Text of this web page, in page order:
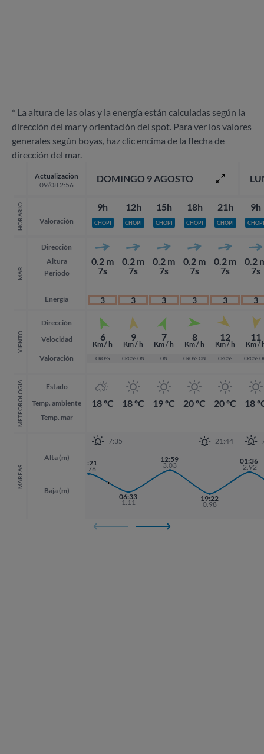
* La altura de las olas y la energía están calculadas según la
dirección del mar y orientación del spot. Para ver los valores
generales según boyas, haz clic encima de la flecha de
dirección del mar.
Actualización
09/08 2:56
HORARIO Valoración
MAR
Dirección
Altura
Periodo
Energía
VIENTO
Dirección
Velocidad
Valoración
METEOROLOGÍA
Estado
Temp. ambiente
Temp. mar
MAREAS
Alta (m)
Baja (m)
DOMINGO 9 AGOSTO
9h
CHOPI
0.2 m
7s
3
6
Km / h
CROSS
18 ºC
12h
CHOPI
0.2 m
7s
3
9
Km / h
CROSS ON
18 ºC
15h
CHOPI
0.2 m
7s
3
7
Km / h
ON
19 ºC
18h
CHOPI
0.2 m
7s
3
8
Km / h
CROSS ON
20 ºC
21h
CHOPI
0.2 m
7s
3
12
Km / h
CROSS
20 ºC
7:35 21:44
18:07
00:21
2.76
06:33
1.11
12:59
3.03
19:22
0.98
01:36
2.92
9h
CHOPI
0.2
7s
3
11
Km /
CROSS
18
19:22
0.98
01:36
2.92